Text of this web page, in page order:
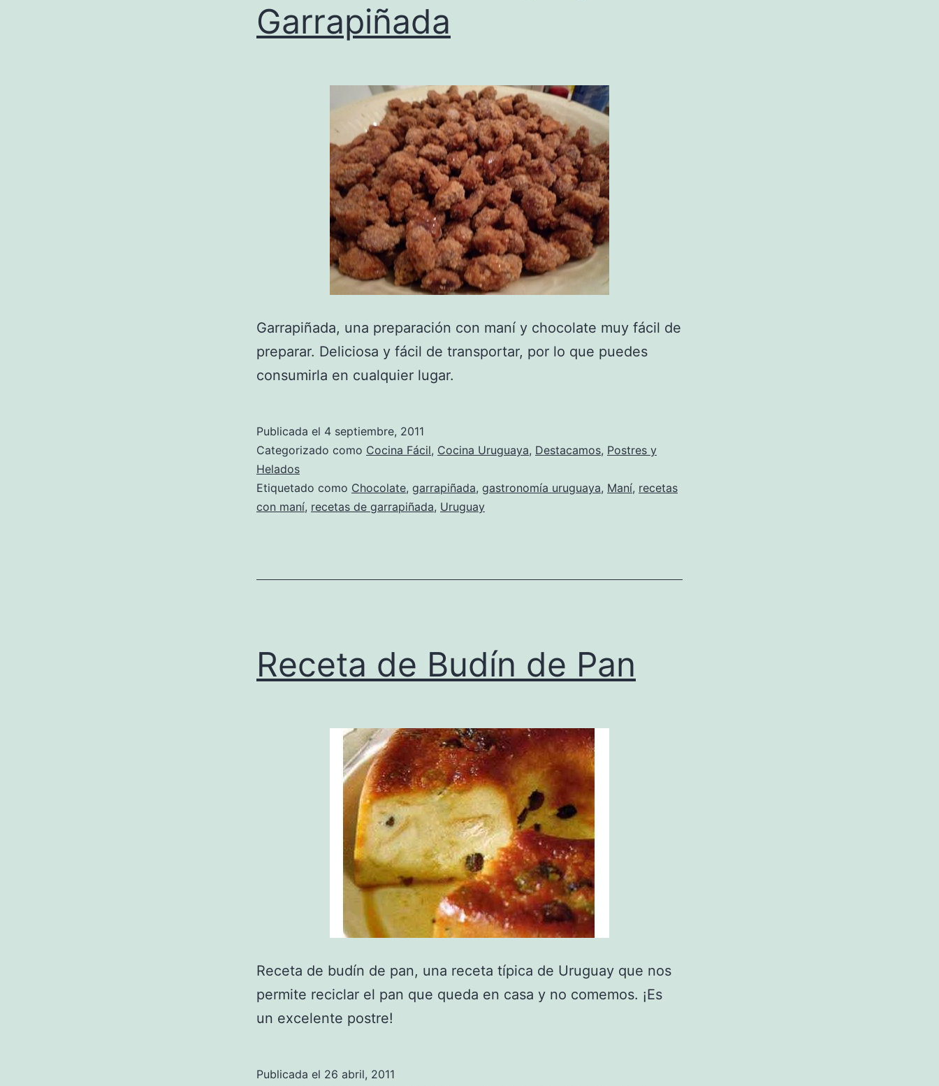
Garrapiñada
Garrapiñada, una preparación con maní y chocolate muy fácil de
preparar. Deliciosa y fácil de transportar, por lo que puedes
consumirla en cualquier lugar.
Publicada el 4 septiembre, 2011
Categorizado como Cocina Fácil, Cocina Uruguaya, Destacamos, Postres y
Helados
Etiquetado como Chocolate, garrapiñada, gastronomía uruguaya, Maní, recetas
con maní, recetas de garrapiñada, Uruguay
Receta de Budín de Pan
Receta de budín de pan, una receta típica de Uruguay que nos
permite reciclar el pan que queda en casa y no comemos. ¡Es
un excelente postre!
Publicada el 26 abril, 2011